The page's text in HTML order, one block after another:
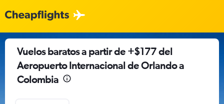
Vuelos baratos a partir de +$177 del
Aeropuerto Internacional de Orlando a
Colombia